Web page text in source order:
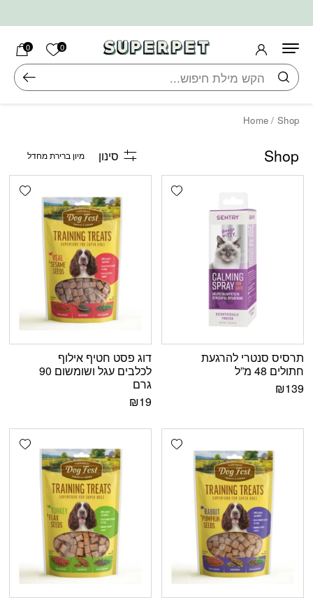
0 הרשימה
0
חיפוש
Home / Shop
Shop סינון
Add wishlist
תרסיס סנטרי להרגעת
חתולים 48 מ”ל
₪139
דוג פסט חטיף אילוף
לכלבים עגל ושומשום 90
גרם
₪19
Add wishlist